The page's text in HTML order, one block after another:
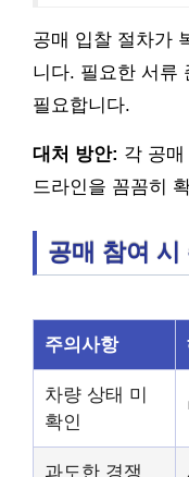
공매 입찰 절차가
니다. 필요한 서류
필요합니다.
대처 방안: 각 공
드라인을 꼼꼼히
공매 참여 시
주의사항
차량 상태 미
확인
과도한 경쟁